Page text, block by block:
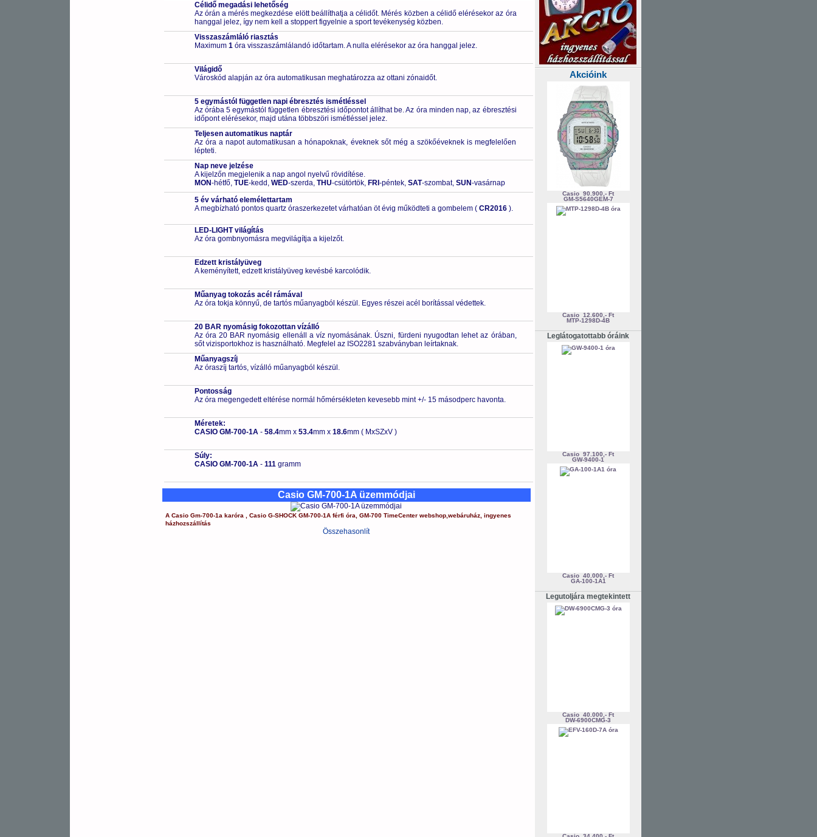
Célidő megadási lehetőség
Az órán a mérés megkezdése elött beállíthatja a célidőt. Mérés közben a célidő elérésekor az óra
hanggal jelez, így nem kell a stoppert figyelnie a sport tevékenység közben.
Visszaszámláló riasztás
Maximum 1óra visszaszámlálandó időtartam. A nulla elérésekor az óra hanggal jelez.
Világidő
Városkód alapján az óra automatikusan meghatározza az ottani zónaidőt.
5 egymástól független napi ébresztés ismétléssel
Az órába 5 egymástól független ébresztési időpontot állíthat be. Az óra minden nap, az ébresztési
időpont elérésekor, majd utána többszöri ismétléssel jelez.
Teljesen automatikus naptár
Az óra a napot automatikusan a hónapoknak, éveknek sőt még a szökőéveknek is megfelelően
lépteti.
Nap neve jelzése
A kijelzőn megjelenik a nap angol nyelvű rövidítése.
MON-hétfő, TUE-kedd, WED-szerda, THU-csütörtök, FRI -péntek, SAT-szombat, SUN-vasárnap
5 év várható elemélettartam
A megbízható pontos quartz óraszerkezetet várhatóan öt évig működteti a gombelem ( CR2016).
LED-LIGHT világítás
Az óra gombnyomásra megvilágítja a kijelzőt.
Edzett kristályüveg
A keményített, edzett kristályüveg kevésbé karcolódik.
Műanyag tokozás acél rámával
Az óra tokja könnyű, de tartós műanyagból készül. Egyes részei acél borítással védettek.
20 BAR nyomásig fokozottan vízálló
Az óra 20 BAR nyomásig ellenáll a víz nyomásának. Úszni, fürdeni nyugodtan lehet az órában,
sőt vizisportokhoz is használható. Megfelel az ISO2281 szabványban leírtaknak.
Műanyagszíj
Az óraszíj tartós, vízálló műanyagból készül.
Pontosság
Az óra megengedett eltérése normál hőmérsékleten kevesebb mint +/- 15 másodperc havonta.
Méretek:
CASIO GM-700-1A- 58.4mm x 53.4mm x 18.6mm ( MxSZxV )
Súly:
CASIO GM-700-1A- 111 gramm
Casio GM-700-1A üzemmódjai
A Casio Gm-700-1a karóra Casio G-SHOCK GM-700-1A férfi óra GM-700 TimeCenter webshop, webáruház, ingyenes
házhozszállítás
Összehasonlít
Akcióink
Casio 90.900,- Ft
GM-S5640GEM-7
Casio 12.600,- Ft
MTP-1298D-4B
Leglátogatottabb óráink
Casio 97.100,- Ft
GW-9400-1
Casio 40.000,- Ft
GA-100-1A1
Legutoljára megtekintett
Casio 40.000,- Ft
DW-6900CMG-3